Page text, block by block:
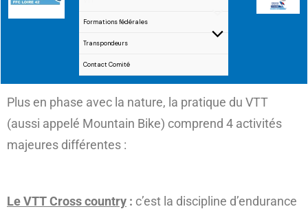
Formations fédérales
Transpondeurs
Contact Comité
Plus en phase avec la nature, la pratique du VTT
(aussi appelé Mountain Bike) comprend 4 activités
majeures différentes :
Le VTT Cross country : c’est la discipline d’endurance